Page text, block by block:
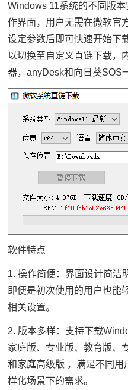
Windows 11系统的不同版
作界面，用户无需在微软官
设定参数后即可快速开始下
以切换至自定义直链下载，
器，anyDesk和向日葵SOS
软件特点
1. 操作简便：界面设计简洁
即便是初次使用的用户也能
相关设置。
2. 版本多样：支持下载
家庭版、专业版、教育版、
和家庭高级版 ，满足不同
样化场景下的需求。